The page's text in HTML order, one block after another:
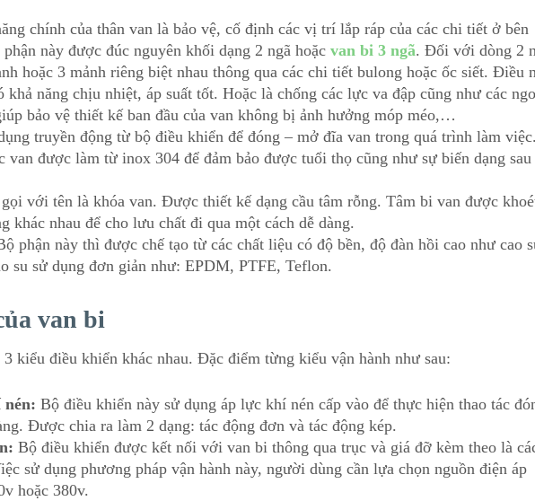
chính của thân van là bảo vệ, cố định các vị trí lắp ráp của các chi tiết ở bên
này được đúc nguyên khối dạng 2 ngã hoặcvan bi 3 ngã. Đối với dòng 2
hoặc 3 mảnh riêng biệt nhau thông qua các chi tiết bulong hoặc ốc siết. Điều
khả năng chịu nhiệt, áp suất tốt. Hoặc là chống các lực va đập cũng như các
bảo vệ thiết kế ban đầu của van không bị ảnh hưởng móp méo,…
truyền động từ bộ điều khiển để đóng – mở đĩa van trong quá trình làm việc.
van được làm từ inox 304 để đảm bảo được tuổi thọ cũng như sự biến dạng
với tên là khóa van. Được thiết kế dạng cầu tâm rỗng. Tâm bi van được
khác nhau để cho lưu chất đi qua một cách dễ dàng.
phận này thì được chế tạo từ các chất liệu có độ bền, độ đàn hồi cao như cao
su sử dụng đơn giản như: EPDM, PTFE, Teflon.
van bi
kiểu điều khiển khác nhau. Đặc điểm từng kiểu vận hành như sau:
nén: Bộ điều khiển này sử dụng áp lực khí nén cấp vào để thực hiện thao tác
Được chia ra làm 2 dạng: tác động đơn và tác động kép.
Bộ điều khiển được kết nối với van bi thông qua trục và giá đỡ kèm theo là
sử dụng phương pháp vận hành này, người dùng cần lựa chọn nguồn điện áp
hoặc 380v.